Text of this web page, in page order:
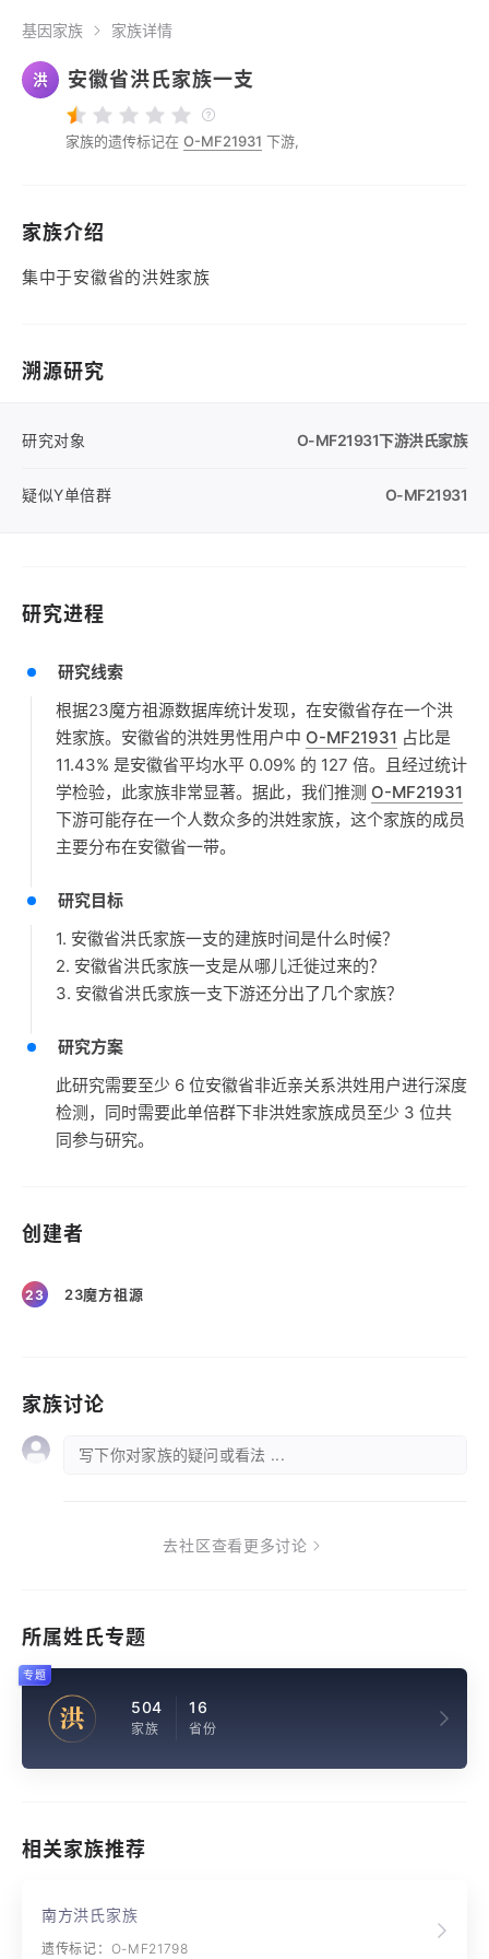
基因家族 家族详情
洪 安徽省洪氏家族一支
家族的遗传标记在 O-MF21931 下游,
家族介绍
集中于安徽省的洪姓家族
溯源研究
研究对象 O-MF21931下游洪氏家族
疑似Y单倍群 O-MF21931
研究进程
研究线索
根据23魔方祖源数据库统计发现，在安徽省存在一个洪
姓家族。安徽省的洪姓男性用户中 O-MF21931 占比是
11.43% 是安徽省平均水平 0.09% 的 127 倍。且经过统计
学检验，此家族非常显著。据此，我们推测 O-MF21931
下游可能存在一个人数众多的洪姓家族，这个家族的成员
主要分布在安徽省一带。
研究目标
1. 安徽省洪氏家族一支的建族时间是什么时候？
2. 安徽省洪氏家族一支是从哪儿迁徙过来的？
3. 安徽省洪氏家族一支下游还分出了几个家族？
研究方案
此研究需要至少 6 位安徽省非近亲关系洪姓用户进行深度
检测，同时需要此单倍群下非洪姓家族成员至少 3 位共
同参与研究。
创建者
23 23魔方祖源
家族讨论
写下你对家族的疑问或看法 ...
去社区查看更多讨论
所属姓氏专题
洪 504
家族
16
省份
专题
相关家族推荐
南方洪氏家族
遗传标记：O-MF21798